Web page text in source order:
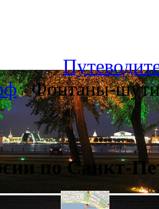
Фонтаны-
по Санкт-